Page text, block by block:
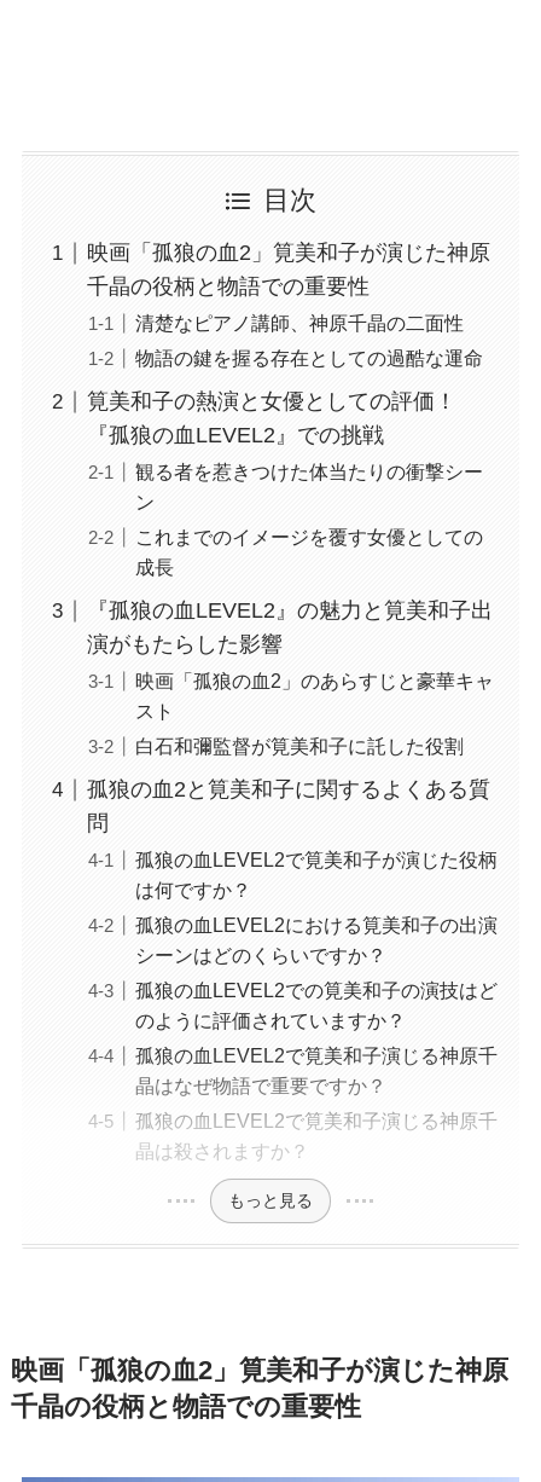
目次
映画「孤狼の血2」筧美和子が演じた神原
千晶の役柄と物語での重要性
清楚なピアノ講師、神原千晶の二面性
物語の鍵を握る存在としての過酷な運命
筧美和子の熱演と女優としての評価！
『孤狼の血LEVEL2』での挑戦
観る者を惹きつけた体当たりの衝撃シー
ン
これまでのイメージを覆す女優としての
成長
『孤狼の血LEVEL2』の魅力と筧美和子出
演がもたらした影響
映画「孤狼の血2」のあらすじと豪華キャ
スト
白石和彌監督が筧美和子に託した役割
孤狼の血2と筧美和子に関するよくある質
問
孤狼の血LEVEL2で筧美和子が演じた役柄
は何ですか？
孤狼の血LEVEL2における筧美和子の出演
シーンはどのくらいですか？
孤狼の血LEVEL2での筧美和子の演技はど
のように評価されていますか？
孤狼の血LEVEL2で筧美和子演じる神原千
晶はなぜ物語で重要ですか？
孤狼の血LEVEL2で筧美和子演じる神原千
晶は殺されますか？
もっと見る
映画「孤狼の血2」筧美和子が演じた神原
千晶の役柄と物語での重要性